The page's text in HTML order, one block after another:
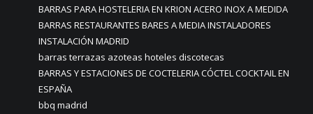
BARRAS PARA HOSTELERIA EN KRION ACERO INOX A MEDIDA
BARRAS RESTAURANTES BARES A MEDIA INSTALADORES
INSTALACIÓN MADRID
barras terrazas azoteas hoteles discotecas
BARRAS Y ESTACIONES DE COCTELERIA CÓCTEL COCKTAIL EN
ESPAÑA
bbq madrid